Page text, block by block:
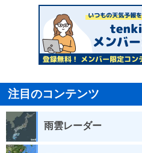
注目のコンテンツ
雨雲レーダー